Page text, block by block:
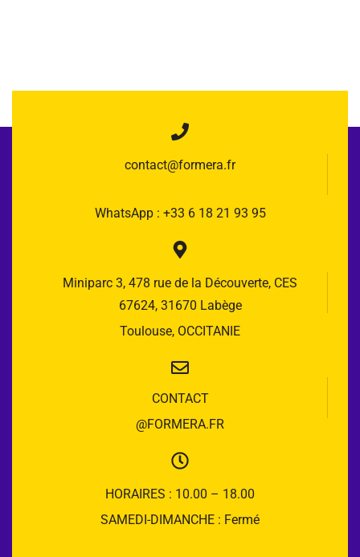
contact@formera.fr
WhatsApp : +33 6 18 21 93 95
Miniparc 3, 478 rue de la Découverte, CES
67624, 31670 Labège
Toulouse, OCCITANIE
CONTACT
@FORMERA.FR
HORAIRES : 10.00 – 18.00
SAMEDI-DIMANCHE : Fermé